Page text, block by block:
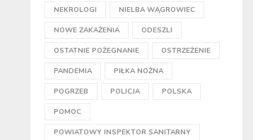
NEKROLOGI NIELBA WĄGROWIEC
NOWE ZAKAŻENIA ODESZLI
OSTATNIE POŻEGNANIE OSTRZEŻENIE
PANDEMIA PIŁKA NOŻNA
POGRZEB POLICJA POLSKA
POMOC
POWIATOWY INSPEKTOR SANITARNY